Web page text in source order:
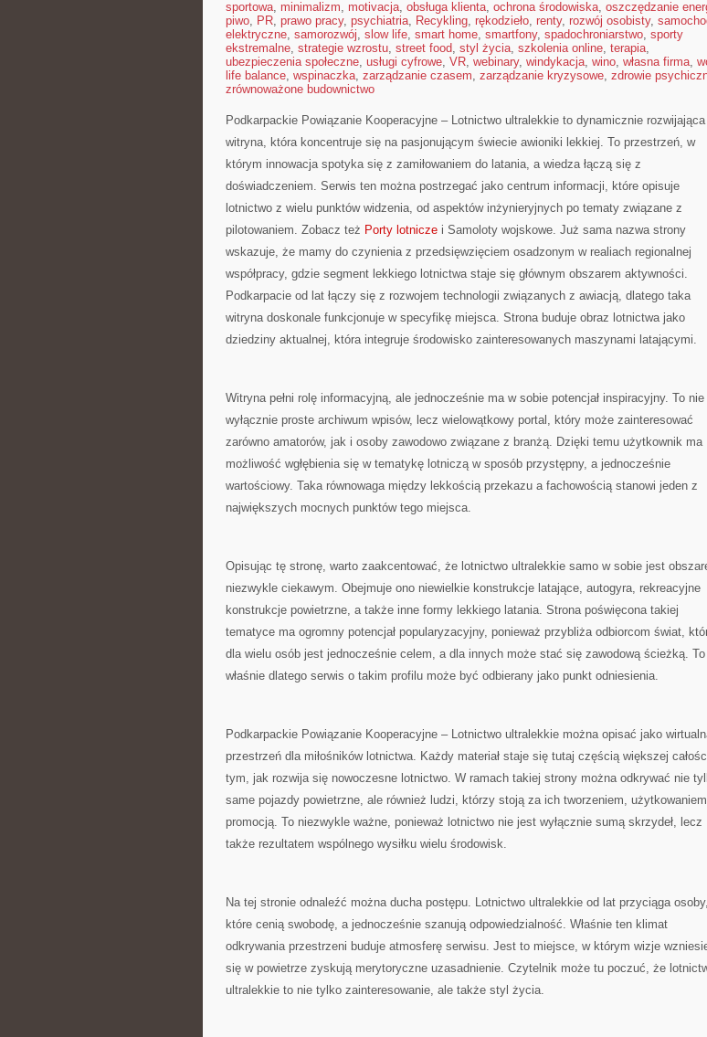
sportowa, minimalizm, motivacja, obsługa klienta, ochrona środowiska, oszczędzanie
piwo, PR, prawo pracy, psychiatria, Recykling, rękodzieło, renty, rozwój osobisty,
elektryczne, samorozwój, slow life, smart home, smartfony, spadochroniarstwo, sporty
ekstremalne, strategie wzrostu, street food, styl życia, szkolenia online, terapia,
ubezpieczenia społeczne, usługi cyfrowe, VR, webinary, windykacja, wino, własna firma,
life balance, wspinaczka, zarządzanie czasem, zarządzanie kryzysowe, zdrowie
zrównoważone budownictwo
Podkarpackie Powiązanie Kooperacyjne – Lotnictwo ultralekkie to dynamicznie
witryna, która koncentruje się na pasjonującym świecie awioniki lekkiej. To przestrzeń, w
którym innowacja spotyka się z zamiłowaniem do latania, a wiedza łączą się z
doświadczeniem. Serwis ten można postrzegać jako centrum informacji, które opisuje
lotnictwo z wielu punktów widzenia, od aspektów inżynieryjnych po tematy związane z
pilotowaniem. Zobacz też Porty lotnicze i Samoloty wojskowe. Już sama nazwa strony
wskazuje, że mamy do czynienia z przedsięwzięciem osadzonym w realiach regionalnej
współpracy, gdzie segment lekkiego lotnictwa staje się głównym obszarem aktywności.
Podkarpacie od lat łączy się z rozwojem technologii związanych z awiacją, dlatego taka
witryna doskonale funkcjonuje w specyfikę miejsca. Strona buduje obraz lotnictwa jako
dziedziny aktualnej, która integruje środowisko zainteresowanych maszynami latającymi.
Witryna pełni rolę informacyjną, ale jednocześnie ma w sobie potencjał inspiracyjny. To
wyłącznie proste archiwum wpisów, lecz wielowątkowy portal, który może zainteresować
zarówno amatorów, jak i osoby zawodowo związane z branżą. Dzięki temu użytkownik ma
możliwość wgłębienia się w tematykę lotniczą w sposób przystępny, a jednocześnie
wartościowy. Taka równowaga między lekkością przekazu a fachowością stanowi jeden z
największych mocnych punktów tego miejsca.
Opisując tę stronę, warto zaakcentować, że lotnictwo ultralekkie samo w sobie jest
niezwykle ciekawym. Obejmuje ono niewielkie konstrukcje latające, autogyra, rekreacyjne
konstrukcje powietrzne, a także inne formy lekkiego latania. Strona poświęcona takiej
tematyce ma ogromny potencjał popularyzacyjny, ponieważ przybliża odbiorcom świat,
dla wielu osób jest jednocześnie celem, a dla innych może stać się zawodową ścieżką. To
właśnie dlatego serwis o takim profilu może być odbierany jako punkt odniesienia.
Podkarpackie Powiązanie Kooperacyjne – Lotnictwo ultralekkie można opisać jako
przestrzeń dla miłośników lotnictwa. Każdy materiał staje się tutaj częścią większej
tym, jak rozwija się nowoczesne lotnictwo. W ramach takiej strony można odkrywać nie
same pojazdy powietrzne, ale również ludzi, którzy stoją za ich tworzeniem,
promocją. To niezwykle ważne, ponieważ lotnictwo nie jest wyłącznie sumą skrzydeł, lecz
także rezultatem wspólnego wysiłku wielu środowisk.
Na tej stronie odnaleźć można ducha postępu. Lotnictwo ultralekkie od lat przyciąga osoby,
które cenią swobodę, a jednocześnie szanują odpowiedzialność. Właśnie ten klimat
odkrywania przestrzeni buduje atmosferę serwisu. Jest to miejsce, w którym wizje
się w powietrze zyskują merytoryczne uzasadnienie. Czytelnik może tu poczuć, że
ultralekkie to nie tylko zainteresowanie, ale także styl życia.